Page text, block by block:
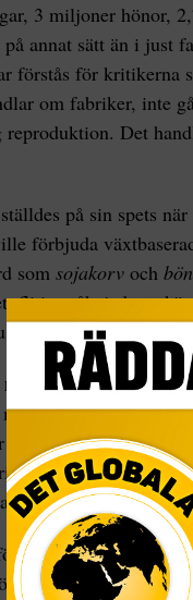
3 miljoner hönor,
på annat sätt än i just
förstås för kritikerna
om fabriker, inte
reproduktion. Det
på sin spets
förbjuda
som sojakorv och
flitigt påhejade av
Vi kan tack och
makt finnspå alla
med att tala om
och bestämd form.
problemet med
är ju en
är att